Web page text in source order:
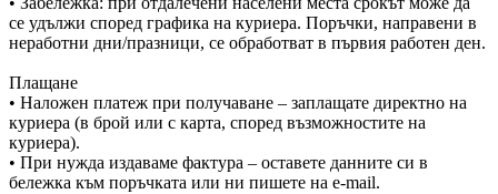
се удължи според графика на куриера. Поръчки, направени в
неработни дни/празници, се обработват в първия работен ден.
Плащане
• Наложен платеж при получаване – заплащате директно на
куриера (в брой или с карта, според възможностите на
куриера).
• При нужда издаваме фактура – оставете данните си в
бележка към поръчката или ни пишете на e-mail.